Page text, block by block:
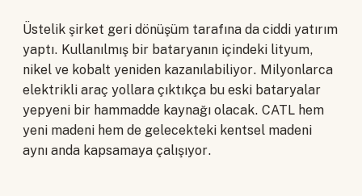
Üstelik şirket geri dönüşüm tarafına da ciddi yatırım
yaptı. Kullanılmış bir bataryanın içindeki lityum,
nikel ve kobalt yeniden kazanılabiliyor. Milyonlarca
elektrikli araç yollara çıktıkça bu eski bataryalar
yepyeni bir hammadde kaynağı olacak. CATL hem
yeni madeni hem de gelecekteki kentsel madeni
aynı anda kapsamaya çalışıyor.